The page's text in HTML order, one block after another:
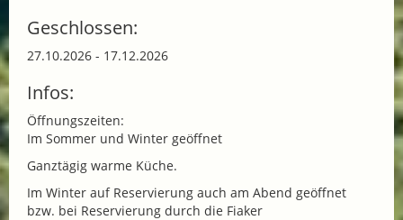
Geschlossen:
27.10.2026 - 17.12.2026
Infos:
Öffnungszeiten:
Im Sommer und Winter geöffnet
Ganztägig warme Küche.
Im Winter auf Reservierung auch am Abend geöffnet
bzw. bei Reservierung durch die Fiaker